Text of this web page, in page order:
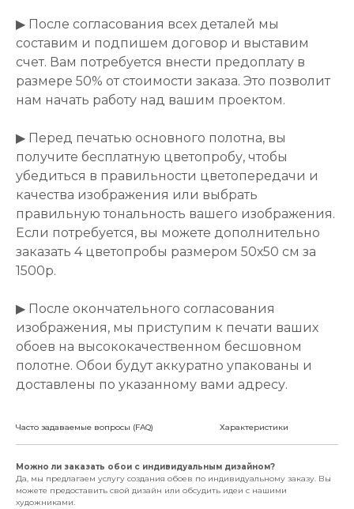
▶ После согласования всех деталей мы
составим и подпишем договор и выставим
счет. Вам потребуется внести предоплату в
размере 50% от стоимости заказа. Это позволит
нам начать работу над вашим проектом.
▶ Перед печатью основного полотна, вы
получите бесплатную цветопробу, чтобы
убедиться в правильности цветопередачи и
качества изображения или выбрать
правильную тональность вашего изображения.
Если потребуется, вы можете дополнительно
заказать 4 цветопробы размером 50х50 см за
1500р.
▶ После окончательного согласования
изображения, мы приступим к печати ваших
обоев на высококачественном бесшовном
полотне. Обои будут аккуратно упакованы и
доставлены по указанному вами адресу.
Часто задаваемые вопросы (FAQ) Характеристики
Можно ли заказать обои с индивидуальным дизайном?
Да, мы предлагаем услугу создания обоев по индивидуальному заказу. Вы
можете предоставить свой дизайн или обсудить идеи с нашими
художниками.